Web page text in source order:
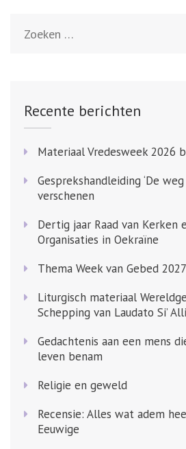
Recente berichten
Materiaal Vredesweek 2026
Gesprekshandleiding ‘De
verschenen
Dertig jaar Raad van Kerken
Organisaties in Oekraïne
Thema Week van Gebed
Liturgisch materiaal
Schepping van Laudato Si’
Gedachtenis aan een mens
leven benam
Religie en geweld
Recensie: Alles wat adem
Eeuwige